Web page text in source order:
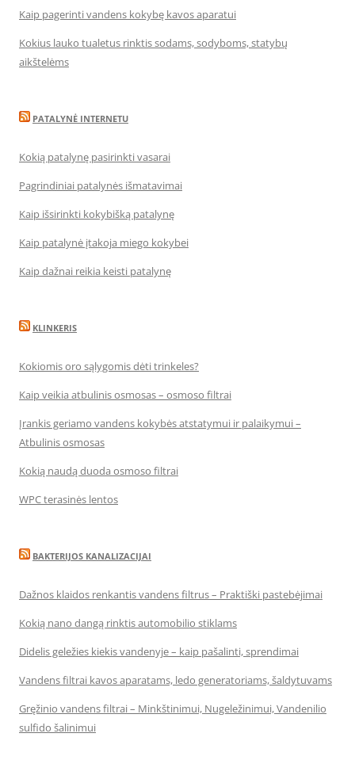
Kaip pagerinti vandens kokybę kavos aparatui
Kokius lauko tualetus rinktis sodams, sodyboms, statybų
aikštelėms
PATALYNĖ INTERNETU
Kokią patalynę pasirinkti vasarai
Pagrindiniai patalynės išmatavimai
Kaip išsirinkti kokybišką patalynę
Kaip patalynė įtakoja miego kokybei
Kaip dažnai reikia keisti patalynę
KLINKERIS
Kokiomis oro sąlygomis dėti trinkeles?
Kaip veikia atbulinis osmosas – osmoso filtrai
Įrankis geriamo vandens kokybės atstatymui ir palaikymui –
Atbulinis osmosas
Kokią naudą duoda osmoso filtrai
WPC terasinės lentos
BAKTERIJOS KANALIZACIJAI
Dažnos klaidos renkantis vandens filtrus – Praktiški pastebėjimai
Kokią nano dangą rinktis automobilio stiklams
Didelis geležies kiekis vandenyje – kaip pašalinti, sprendimai
Vandens filtrai kavos aparatams, ledo generatoriams, šaldytuvams
Gręžinio vandens filtrai – Minkštinimui, Nugeležinimui, Vandenilio
sulfido šalinimui